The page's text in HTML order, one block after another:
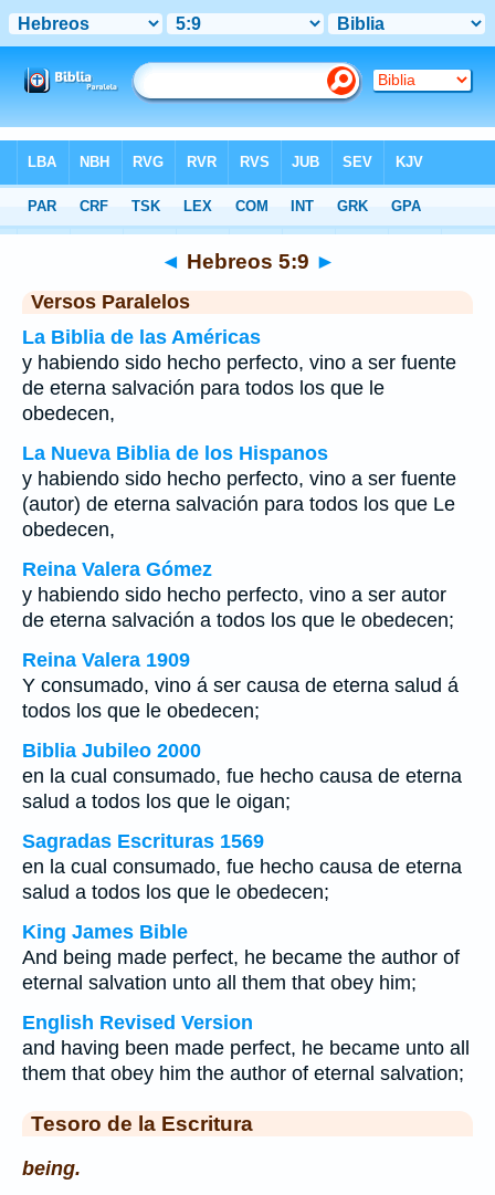
>Hebreos Capítulo 5 > Verso 9
◄ Hebreos 5:9 ►
Versos Paralelos
La Biblia de las Américas
y habiendo sido hecho perfecto, vino a ser fuente
de eterna salvación para todos los que le
obedecen,
La Nueva Biblia de los Hispanos
y habiendo sido hecho perfecto, vino a ser fuente
(autor) de eterna salvación para todos los que Le
obedecen,
Reina Valera Gómez
y habiendo sido hecho perfecto, vino a ser autor
de eterna salvación a todos los que le obedecen;
Reina Valera 1909
Y consumado, vino á ser causa de eterna salud á
todos los que le obedecen;
Biblia Jubileo 2000
en la cual consumado, fue hecho causa de eterna
salud a todos los que le oigan;
Sagradas Escrituras 1569
en la cual consumado, fue hecho causa de eterna
salud a todos los que le obedecen;
King James Bible
And being made perfect, he became the author of
eternal salvation unto all them that obey him;
English Revised Version
and having been made perfect, he became unto all
them that obey him the author of eternal salvation;
Tesoro de la Escritura
being.